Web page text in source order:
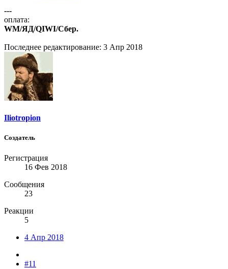
---
оплата:
WM/ЯД/QIWI/Сбер.
Последнее редактирование: 3 Апр 2018
Iliotropion
Создатель
Регистрация
16 Фев 2018
Сообщения
23
Реакции
5
4 Апр 2018
#11